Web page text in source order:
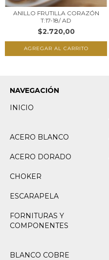
ANILLO FRUTILLA CORAZÓN
T:17-18/ AD
$2.720,00
NAVEGACIÓN
INICIO
ACERO BLANCO
ACERO DORADO
CHOKER
ESCARAPELA
FORNITURAS Y
COMPONENTES
BLANCO COBRE